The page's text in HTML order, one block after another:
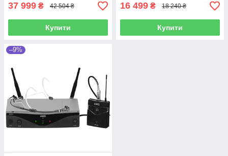
37 999 ₴ 42 504 ₴
Купити
16 499 ₴ 18 240 ₴
Купити
–9%